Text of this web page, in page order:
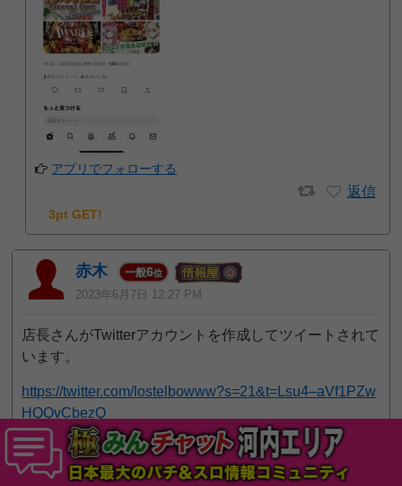
アプリでフォローする
返信
3pt GET!
赤木 一般6位
2023年6月7日 12:27 PM
店長さんがTwitterアカウントを作成してツイートされて
います。
https://twitter.com/lostelbowww?s=21&t=Lsu4–aVf1PZw
HQQvCbezQ
アプリでフォローする
返信